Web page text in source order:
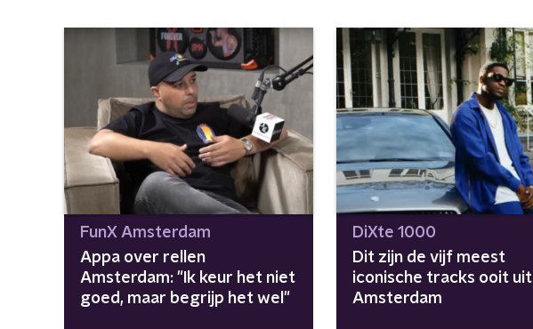
FunX Amsterdam
Appa over rellen
Amsterdam: "Ik keur het niet
goed, maar begrijp het wel"
DiXte 1000
Dit zijn de vijf meest
iconische tracks ooit uit
Amsterdam